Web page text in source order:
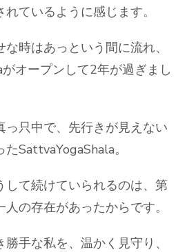
ているように感じます。
時はあっという間に流れ、
オープンして2年が過ぎまし
っ只中で、先行きが見えない
SattvaYogaShala。
して続けていられるのは、第
の存在があったからです。
手な私を、温かく見守り、